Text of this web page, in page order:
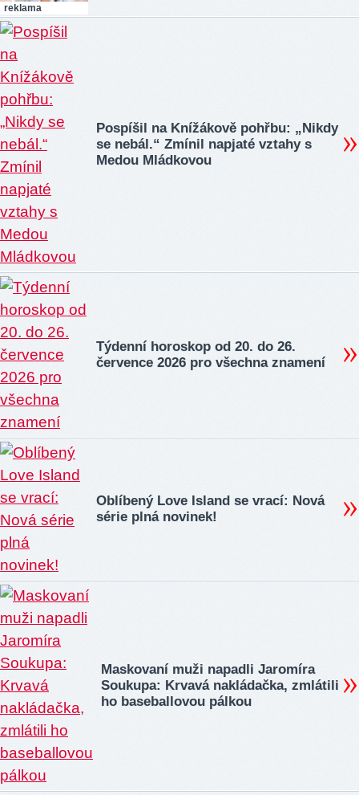
reklama
Pospíšil na Knížákově pohřbu: „Nikdy
se nebál.“ Zmínil napjaté vztahy s
Medou Mládkovou
Týdenní horoskop od 20. do 26.
července 2026 pro všechna znamení
Oblíbený Love Island se vrací: Nová
série plná novinek!
Maskovaní muži napadli Jaromíra
Soukupa: Krvavá nakládačka, zmlátili
ho baseballovou pálkou